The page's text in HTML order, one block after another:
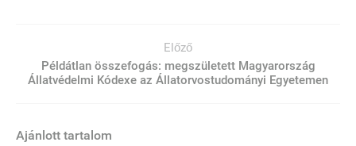
Előző
Példátlan összefogás: megszületett Magyarország
Állatvédelmi Kódexe az Állatorvostudományi Egyetemen
Ajánlott tartalom